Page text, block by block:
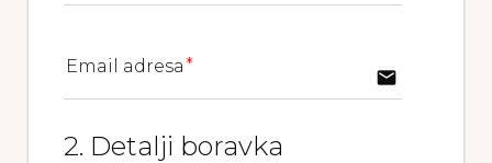
Email adresa email
2. Detalji boravka